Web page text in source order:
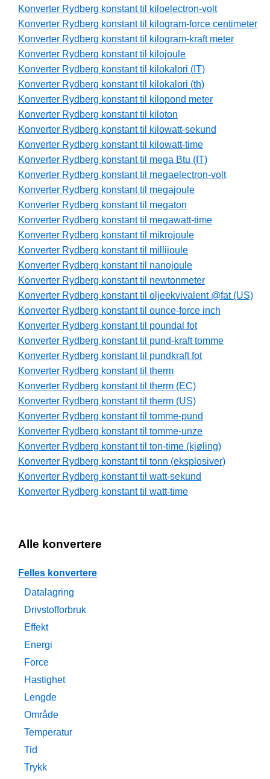
Konverter Rydberg konstant til kiloelectron-volt
Konverter Rydberg konstant til kilogram-force centimeter
Konverter Rydberg konstant til kilogram-kraft meter
Konverter Rydberg konstant til kilojoule
Konverter Rydberg konstant til kilokalori (IT)
Konverter Rydberg konstant til kilokalori (th)
Konverter Rydberg konstant til kilopond meter
Konverter Rydberg konstant til kiloton
Konverter Rydberg konstant til kilowatt-sekund
Konverter Rydberg konstant til kilowatt-time
Konverter Rydberg konstant til mega Btu (IT)
Konverter Rydberg konstant til megaelectron-volt
Konverter Rydberg konstant til megajoule
Konverter Rydberg konstant til megaton
Konverter Rydberg konstant til megawatt-time
Konverter Rydberg konstant til mikrojoule
Konverter Rydberg konstant til millijoule
Konverter Rydberg konstant til nanojoule
Konverter Rydberg konstant til newtonmeter
Konverter Rydberg konstant til oljeekvivalent @fat (US)
Konverter Rydberg konstant til ounce-force inch
Konverter Rydberg konstant til poundal fot
Konverter Rydberg konstant til pund-kraft tomme
Konverter Rydberg konstant til pundkraft fot
Konverter Rydberg konstant til therm
Konverter Rydberg konstant til therm (EC)
Konverter Rydberg konstant til therm (US)
Konverter Rydberg konstant til tomme-pund
Konverter Rydberg konstant til tomme-unze
Konverter Rydberg konstant til ton-time (kjøling)
Konverter Rydberg konstant til tonn (eksplosiver)
Konverter Rydberg konstant til watt-sekund
Konverter Rydberg konstant til watt-time
Alle konvertere
Felles konvertere
Datalagring
Drivstofforbruk
Effekt
Energi
Force
Hastighet
Lengde
Område
Temperatur
Tid
Trykk